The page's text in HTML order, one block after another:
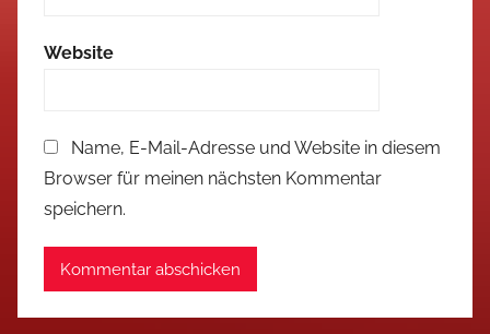
Website
Name, E-Mail-Adresse und Website in diesem
Browser für meinen nächsten Kommentar
speichern.